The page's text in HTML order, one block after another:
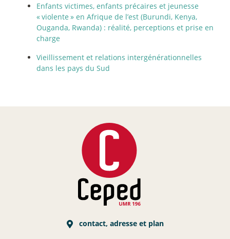
Enfants victimes, enfants précaires et jeunesse
«violente » en Afrique de l’est (Burundi, Kenya,
Ouganda, Rwanda) : réalité, perceptions et prise en
charge
Vieillissement et relations intergénérationnelles
dans les pays du Sud
contact, adresse et plan